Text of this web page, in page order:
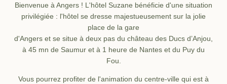
Bienvenue à Angers ! L'hôtel Suzane bénéficie d'une situation
privilégiée : l'hôtel se dresse majestueusement sur la jolie
place de la gare
d'Angers et se situe à deux pas du château des Ducs d’Anjou,
à 45 mn de Saumur et à 1 heure de Nantes et du Puy du
Fou.
Vous pourrez profiter de l'animation du centre-ville qui est à